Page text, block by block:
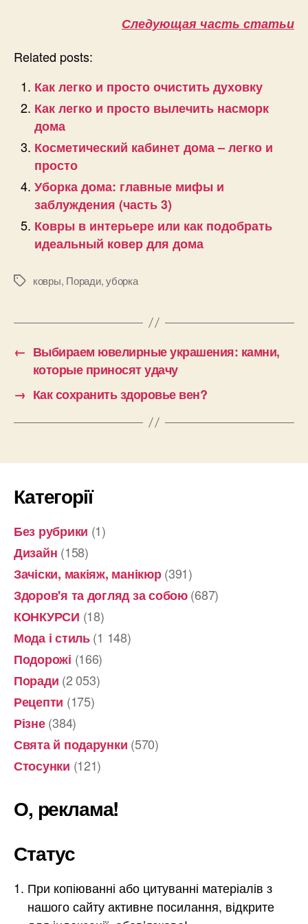
Следующая часть статьи
Related posts:
Как легко и просто очистить духовку
Как легко и просто вылечить насморк
дома
Косметический кабинет дома – легко и
просто
Уборка дома: главные мифы и
заблуждения (часть 3)
Ковры в интерьере или как подобрать
идеальный ковер для дома
Позначки
ковры, Поради,уборка
← Выбираем ювелирные украшения: камни,
которые приносят удачу
→ Как сохранить здоровье вен?
Категорії
Без рубрики (1)
Дизайн (158)
Зачіски, макіяж, манікюр(391)
Здоров'я та догляд за собою(687)
КОНКУРСИ (18)
Мода і стиль(1 148)
Подорожі (166)
Поради (2 053)
Рецепти (175)
Різне(384)
Свята й подарунки (570)
Стосунки (121)
О, реклама!
Статус
При копіюванні або цитуванні матеріалів з
нашого сайту активне посилання, відкрите